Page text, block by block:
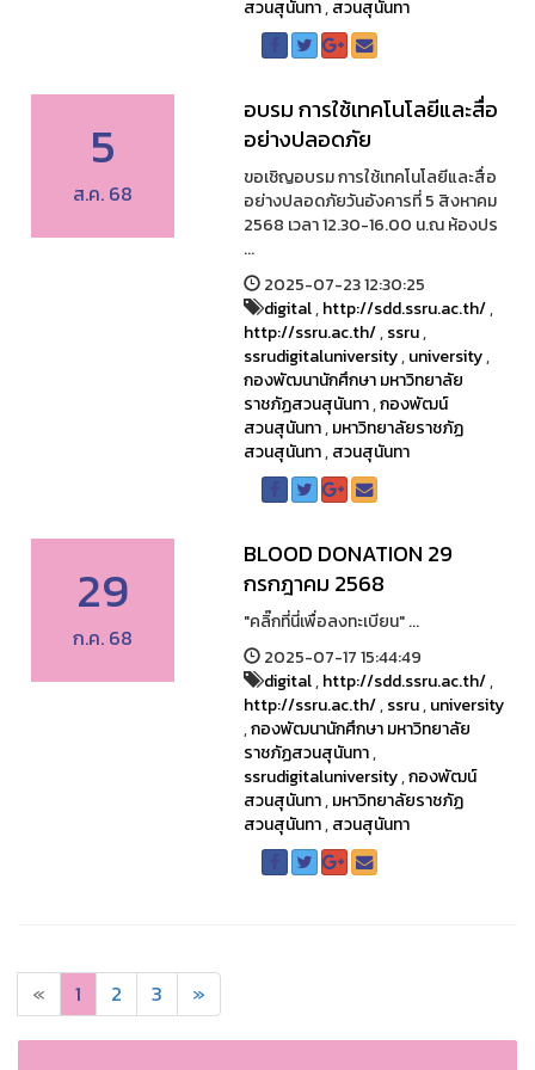
สวนสุนันทา,สวนสุนันทา
5
ส.ค. 68
อบรม การใช้เทคโนโลยีและสื่อ
อย่างปลอดภัย
ขอเชิญอบรม การใช้เทคโนโลยีและสื่อ
อย่างปลอดภัยวันอังคารที่ 5 สิงหาคม
2568 เวลา 12.30-16.00 น.ณ ห้องปร
...
2025-07-23 12:30:25
digital,http://sdd.ssru.ac.th/,
http://ssru.ac.th/,ssru,
ssrudigitaluniversity,university,
กองพัฒนานักศึกษา มหาวิทยาลัย
ราชภัฏสวนสุนันทา,กองพัฒน์
สวนสุนันทา,มหาวิทยาลัยราชภัฏ
สวนสุนันทา,สวนสุนันทา
29
ก.ค. 68
BLOOD DONATION 29
กรกฎาคม 2568
"คลิ๊กที่นี่เพื่อลงทะเบียน" ...
2025-07-17 15:44:49
digital,http://sdd.ssru.ac.th/,
http://ssru.ac.th/,ssru,university
,กองพัฒนานักศึกษา มหาวิทยาลัย
ราชภัฏสวนสุนันทา,
ssrudigitaluniversity,กองพัฒน์
สวนสุนันทา,มหาวิทยาลัยราชภัฏ
สวนสุนันทา,สวนสุนันทา
« 1 2 3 »